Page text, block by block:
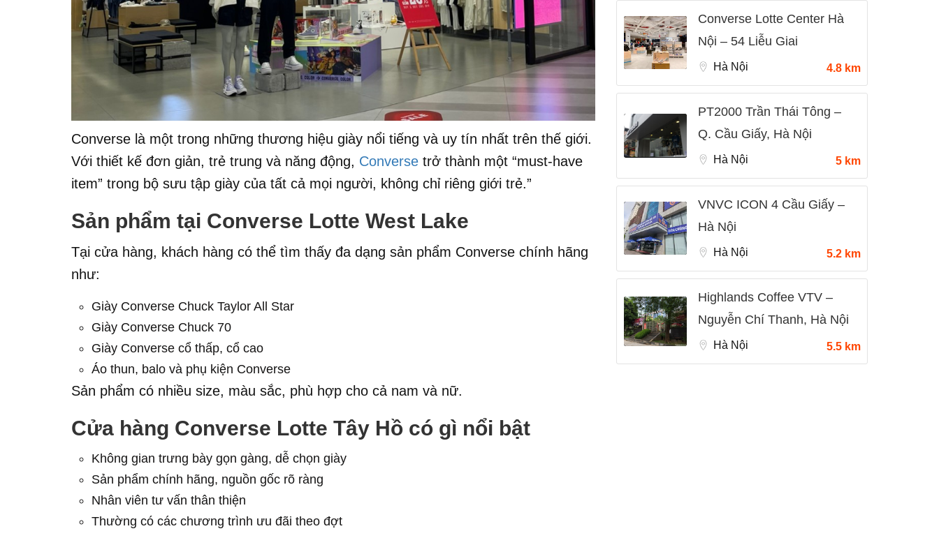
Converse là một trong những thương hiệu giày nổi tiếng và uy tín nhất trên thế giới.
Với thiết kế đơn giản, trẻ trung và năng động, Converse trở thành một “must-have
item” trong bộ sưu tập giày của tất cả mọi người, không chỉ riêng giới trẻ.”
Sản phẩm tại Converse Lotte West Lake
Tại cửa hàng, khách hàng có thể tìm thấy đa dạng sản phẩm Converse chính hãng
như:
Giày Converse Chuck Taylor All Star
Giày Converse Chuck 70
Giày Converse cổ thấp, cổ cao
Áo thun, balo và phụ kiện Converse
Sản phẩm có nhiều size, màu sắc, phù hợp cho cả nam và nữ.
Cửa hàng Converse Lotte Tây Hồ có gì nổi bật
Không gian trưng bày gọn gàng, dễ chọn giày
Sản phẩm chính hãng, nguồn gốc rõ ràng
Nhân viên tư vấn thân thiện
Thường có các chương trình ưu đãi theo đợt
Converse Lotte Center Hà
Nội – 54 Liễu Giai
Hà Nội 4.8 km
PT2000 Trần Thái Tông –
Q. Cầu Giấy, Hà Nội
Hà Nội 5 km
VNVC ICON 4 Cầu Giấy –
Hà Nội
Hà Nội 5.2 km
Highlands Coffee VTV –
Nguyễn Chí Thanh, Hà Nội
Hà Nội 5.5 km